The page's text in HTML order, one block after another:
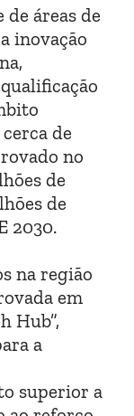
áreas de
inovação
de
no
de
de
2030.
na região
em
Hub”,
a
superior a